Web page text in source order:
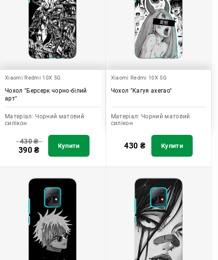
Xiaomi Redmi 10X 5G
Чохол "Берсерк чорно-білий
арт"
Матеріал: Чорний матовий
силікон
430₴
390₴ Купити
Xiaomi Redmi 10X 5G
Чохол "Кагуя ахегао"
Матеріал: Чорний матовий
силікон
430 ₴ Купити